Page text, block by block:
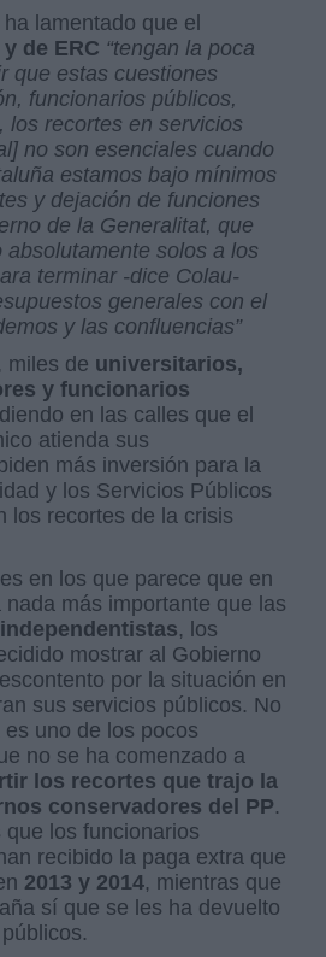
ha lamentado que el
de ERC “tengan la poca
que estas cuestiones
funcionarios públicos,
los recortes en servicios
no son esenciales cuando
estamos bajo mínimos
y dejación de funciones
de la Generalitat, que
absolutamente solos a los
terminar -dice Colau-
generales con el
y las confluencias”
miles de universitarios,
y funcionarios
en las calles que el
atienda sus
más inversión para la
y los Servicios Públicos
los recortes de la crisis
en los que parece que en
más importante que las
, los
mostrar al Gobierno
por la situación en
sus servicios públicos. No
uno de los pocos
no se ha comenzado a
los recortes que trajo la
conservadores del PP.
los funcionarios
recibido la paga extra que
2013 y 2014, mientras que
sí que se les ha devuelto